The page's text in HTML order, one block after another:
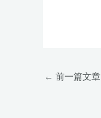
← 前一篇文章